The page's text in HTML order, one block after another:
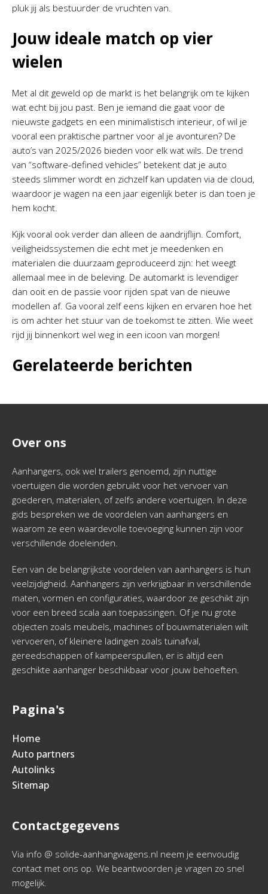
pluk jij als bestuurder de vruchten van.
Jouw ideale match op vier
wielen
Met al dit geweld op de markt is het belangrijk om te kijken
wat echt bij jou past. Ben je iemand die gaat voor de
nieuwste gadgets en een minimalistisch interieur, of wil je
vooral een praktische partner voor al je avonturen? De
auto’s van 2025/2026 bieden voor elk wat wils. De trend
van “software-defined vehicles” betekent dat je auto
steeds slimmer wordt en zichzelf kan updaten via de cloud,
waardoor je wagen na een jaar eigenlijk beter is dan toen je
hem kocht.
Kijk vooral ook verder dan alleen de aandrijflijn. Comfort,
veiligheidssystemen die echt met je meedenken en
materialen die duurzaam geproduceerd zijn: het weegt
allemaal mee in de beleving. De automarkt is levendiger
dan ooit en de passie voor rijden spat van de nieuwe
modellen af. Ga vooral zelf eens kijken en ervaren hoe het
is om achter het stuur van de toekomst te zitten. Wie weet
rijd jij binnenkort wel weg in een icoon van morgen!
Gerelateerde berichten
Over ons
Aanhangers, ook wel trailers genoemd, zijn nuttige
voertuigen die worden gebruikt voor het vervoer van
goederen, materialen, of zelfs andere voertuigen. In deze
gids bespreken we de voordelen van aanhangers en
waarom ze een waardevolle toevoeging kunnen zijn voor
verschillende doeleinden.
Een van de belangrijkste voordelen van aanhangers is hun
veelzijdigheid. Aanhangers zijn verkrijgbaar in verschillende
maten, vormen en configuraties, waardoor ze geschikt zijn
voor een breed scala aan toepassingen. Of je nu grote
objecten zoals meubels, machines of bouwmaterialen wilt
vervoeren, of kleinere ladingen zoals tuinafval,
gereedschappen of kampeerspullen, er is altijd een
geschikte aanhanger beschikbaar voor jouw behoeften.
Pagina's
Home
Auto partners
Autolinks
Sitemap
Contactgegevens
Via info @ solide-aanhangwagens.nl neem je eenvoudig
contact met ons op. We beantwoorden je vragen zo snel
mogelijk.